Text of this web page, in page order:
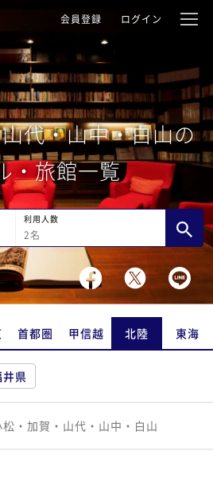
会員登録 ログイン
代・山中・白山の
・旅館一覧
利用人数
2名
首都圏 甲信越 北陸 東海
井県
松・加賀・山代・山中・白山